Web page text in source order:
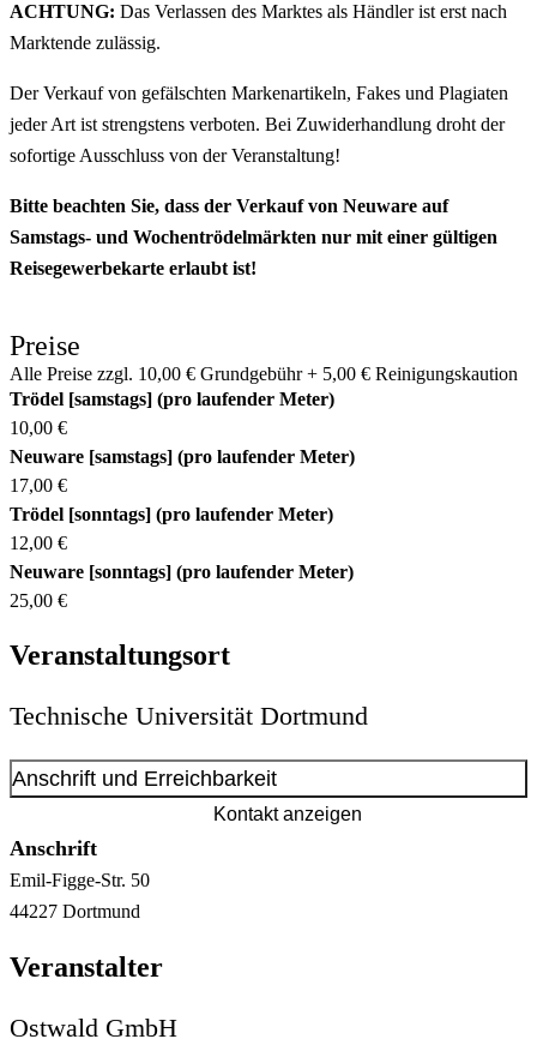
ACHTUNG: Das Verlassen des Marktes als Händler ist erst nach
Marktende zulässig.
Der Verkauf von gefälschten Markenartikeln, Fakes und Plagiaten
jeder Art ist strengstens verboten. Bei Zuwiderhandlung droht der
sofortige Ausschluss von der Veranstaltung!
Bitte beachten Sie, dass der Verkauf von Neuware auf
Samstags- und Wochentrödelmärkten nur mit einer gültigen
Reisegewerbekarte erlaubt ist!
Preise
Alle Preise zzgl. 10,00 € Grundgebühr + 5,00 € Reinigungskaution
Trödel [samstags] (pro laufender Meter)
10,00 €
Neuware [samstags] (pro laufender Meter)
17,00 €
Trödel [sonntags] (pro laufender Meter)
12,00 €
Neuware [sonntags] (pro laufender Meter)
25,00 €
Veranstaltungsort
Technische Universität Dortmund
Anschrift und Erreichbarkeit
Kontakt anzeigen
Anschrift
Emil-Figge-Str. 50
44227 Dortmund
Veranstalter
Ostwald GmbH